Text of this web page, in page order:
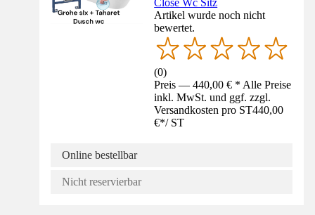
Artikel wurde noch nicht
bewertet.
(0)
Preis — 440,00 € * Alle Preise
inkl. MwSt. und ggf. zzgl.
Versandkosten pro ST440,00
€*/ ST
Online bestellbar
Nicht reservierbar